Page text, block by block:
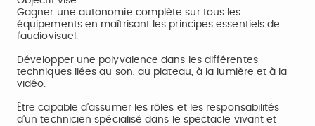
Gagner une autonomie complète sur tous les
équipements en maîtrisant les principes essentiels de
l'audiovisuel.
Développer une polyvalence dans les différentes
techniques liées au son, au plateau, à la lumière et à la
vidéo.
Être capable d'assumer les rôles et les responsabilités
d'un technicien spécialisé dans le spectacle vivant et